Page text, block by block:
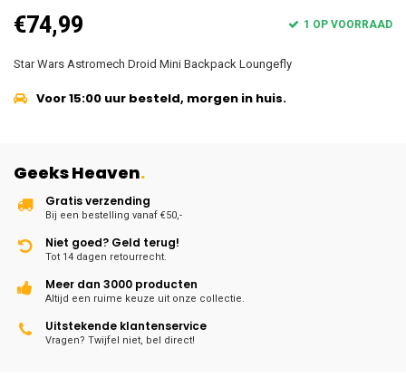
€74,99 1 OP VOORRAAD
Star Wars Astromech Droid Mini Backpack Loungefly
Voor 15:00 uur besteld, morgen in huis.
Geeks Heaven.
Gratis verzending
Bij een bestelling vanaf €50,-
Niet goed? Geld terug!
Tot 14 dagen retourrecht.
Meer dan 3000 producten
Altijd een ruime keuze uit onze collectie.
Uitstekende klantenservice
Vragen? Twijfel niet, bel direct!